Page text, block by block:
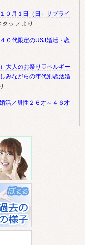
０月１日（日）サプライ
タッフ より
０代限定のUSJ婚活・恋
）大人のお祭り♡ベルギー
みながらの年代別恋活婚
活／男性２６才～４６才